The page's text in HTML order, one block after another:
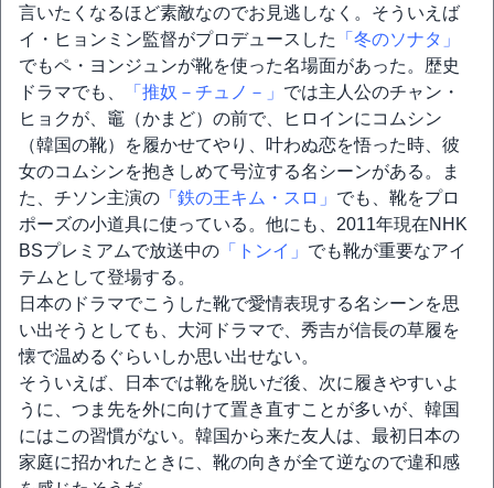
言いたくなるほど素敵なのでお見逃しなく。そういえば
イ・ヒョンミン監督がプロデュースした
「冬のソナタ」
でもペ・ヨンジュンが靴を使った名場面があった。歴史
ドラマでも、
「推奴－チュノ－」 では主人公のチャン・
ヒョクが、竈（かまど）の前で、ヒロインにコムシン
（韓国の靴）を履かせてやり、叶わぬ恋を悟った時、彼
女のコムシンを抱きしめて号泣する名シーンがある。ま
た、チソン主演の 「鉄の王キム・スロ」 でも、靴をプロ
ポーズの小道具に使っている。他にも、2011年現在NHK
BSプレミアムで放送中の 「トンイ」 でも靴が重要なアイ
テムとして登場する。
日本のドラマでこうした靴で愛情表現する名シーンを思
い出そうとしても、大河ドラマで、秀吉が信長の草履を
懐で温めるぐらいしか思い出せない。
そういえば、日本では靴を脱いだ後、次に履きやすいよ
うに、つま先を外に向けて置き直すことが多いが、韓国
にはこの習慣がない。韓国から来た友人は、最初日本の
家庭に招かれたときに、靴の向きが全て逆なので違和感